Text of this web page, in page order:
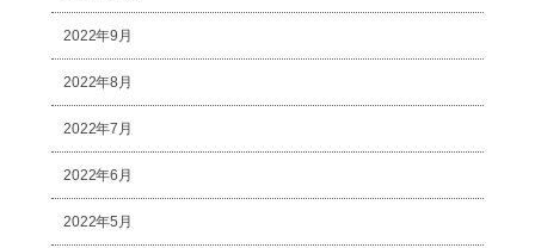
2022年9月
2022年8月
2022年7月
2022年6月
2022年5月